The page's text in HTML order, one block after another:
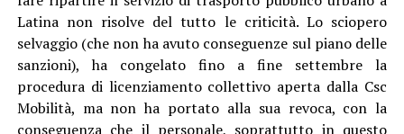
serrate” con l’Amministratore Delegato e il Presidente di
Acqualatina, oltre che con i vari funzionari e tecnici
coinvolti. “Dopo aver compreso la gravità della
situazione, tutti si sono attivati per intervenire sulle
disfunzioni – racconta il primo cittadino dlel’isola – Le
Latina non risolve del tutto le criticità. Lo sciopero
selvaggio (che non ha avuto conseguenze sul piano delle
sanzioni), ha congelato fino a fine settembre la
procedura di licenziamento collettivo aperta dalla Csc
Mobilità, ma non ha portato alla sua revoca, con la
conseguenza che il personale, soprattutto in questo